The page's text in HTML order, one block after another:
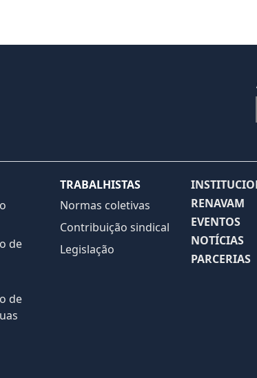
de
de
TRABALHISTAS
Normas coletivas
Contribuição sindical
Legislação
RENAVAM
EVENTOS
NOTÍCIAS
PARCERIAS